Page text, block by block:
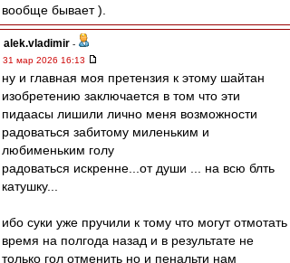
вообще бывает ).
alek.vladimir -
31 мар 2026 16:13
ну и главная моя претензия к этому шайтан
изобретению заключается в том что эти
пидаасы лишили лично меня возможности
радоваться забитому миленьким и
любименьким голу
радоваться искренне...от души ... на всю блть
катушку...
ибо суки уже пручили к тому что могут отмотать
время на полгода назад и в результате не
только гол отменить но и пенальти нам